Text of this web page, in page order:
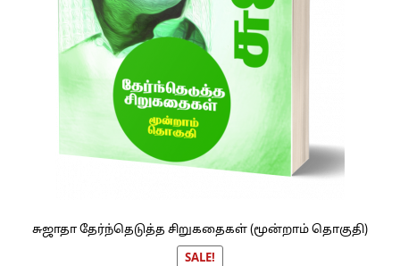
சுஜாதா தேர்ந்தெடுத்த சிறுகதைகள் (மூன்றாம் தொகுதி)
SALE!